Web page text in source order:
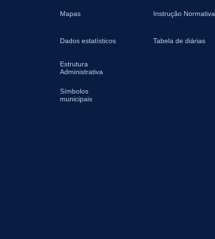
Mapas
Dados estatísticos
Estrutura
Administrativa
Símbolos
municipais
Instrução Normativa
Tabela de diárias